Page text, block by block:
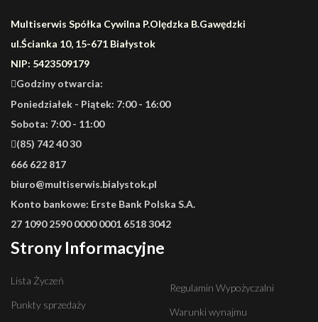
Multiserwis Spółka Cywilna P.Olędzka B.Gawędzki
ul.Ścianka 10, 15-671 Białystok
NIP: 5423509179
Godziny otwarcia:
Poniedziałek - Piątek: 7:00 - 16:00
Sobota: 7:00 - 11:00
(85) 742 40 30
666 622 817
biuro@multiserwis.bialystok.pl
Konto bankowe: Erste Bank Polska S.A.
27 1090 2590 0000 0001 6518 3042
Strony Informacyjne
Lista Życzeń
Punkty sprzedaży
Regulamin Wypożyczalni
Warunki wynajmu